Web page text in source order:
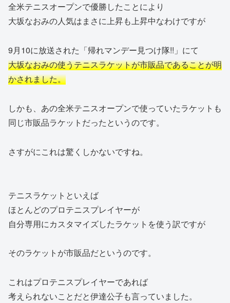
全米テニスオープンで優勝したことにより
大坂なおみの人気はまさに上昇も上昇中なわけですが
9月10に放送された「帰れマンデー見つけ隊!!」にて
大坂なおみの使うテニスラケットが市販品であることが明
かされました。
しかも、あの全米テニスオープンで使っていたラケットも
同じ市販品ラケットだったというのです。
さすがにこれは驚くしかないですね。
テニスラケットといえば
ほとんどのプロテニスプレイヤーが
自分専用にカスタマイズしたラケットを使う訳ですが
そのラケットが市販品だというのです。
これはプロテニスプレイヤーであれば
考えられないことだと伊達公子も言っていました。